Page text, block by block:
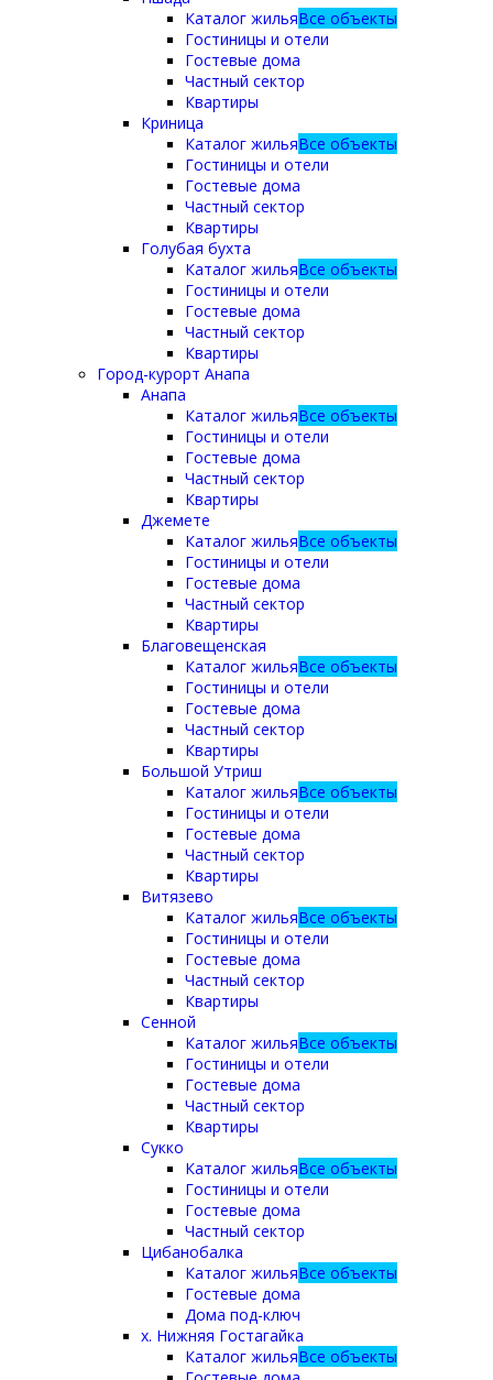
Каталог жильяВсе объекты
Гостиницы и отели
Гостевые дома
Частный сектор
Квартиры
Криница
Каталог жильяВсе объекты
Гостиницы и отели
Гостевые дома
Частный сектор
Квартиры
Голубая бухта
Каталог жильяВсе объекты
Гостиницы и отели
Гостевые дома
Частный сектор
Квартиры
Город-курорт Анапа
Анапа
Каталог жильяВсе объекты
Гостиницы и отели
Гостевые дома
Частный сектор
Квартиры
Джемете
Каталог жильяВсе объекты
Гостиницы и отели
Гостевые дома
Частный сектор
Квартиры
Благовещенская
Каталог жильяВсе объекты
Гостиницы и отели
Гостевые дома
Частный сектор
Квартиры
Большой Утриш
Каталог жильяВсе объекты
Гостиницы и отели
Гостевые дома
Частный сектор
Квартиры
Витязево
Каталог жильяВсе объекты
Гостиницы и отели
Гостевые дома
Частный сектор
Квартиры
Сенной
Каталог жильяВсе объекты
Гостиницы и отели
Гостевые дома
Частный сектор
Квартиры
Сукко
Каталог жильяВсе объекты
Гостиницы и отели
Гостевые дома
Частный сектор
Цибанобалка
Каталог жильяВсе объекты
Гостевые дома
Дома под-ключ
х. Нижняя Гостагайка
Каталог жильяВсе объекты